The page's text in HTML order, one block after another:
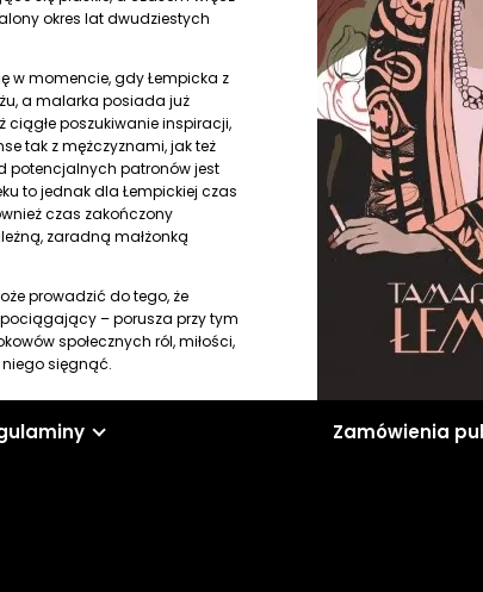
okres lat dwudziestych
w momencie, gdy Łempicka z
a malarka posiada już
ciągłe poszukiwanie inspiracji,
tak z mężczyznami, jak też
potencjalnych patronów jest
to jednak dla Łempickiej czas
czas zakończony
zaradną małżonką
prowadzić do tego, że
– porusza przy tym
społecznych ról, miłości,
sięgnąć.
Zamówienia